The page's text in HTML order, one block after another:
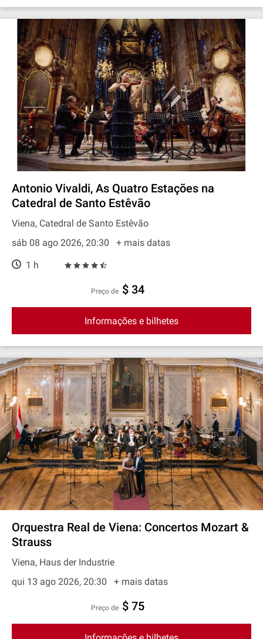
Antonio Vivaldi, As Quatro Estações na
Catedral de Santo Estêvão
Viena, Catedral de Santo Estêvão
sáb 08 ago 2026, 20:30
+ mais datas
1 h
preço de $ 34
Informações e bilhetes
Orquestra Real de Viena: Concertos Mozart &
Strauss
Viena, Haus der Industrie
qui 13 ago 2026, 20:30
+ mais datas
preço de $ 75